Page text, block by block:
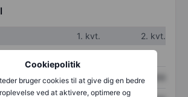
Cookiepolitik
bruger cookies til at give dig en bedre
ved at aktivere, optimere og
1. kvt.
2. kvt.
XXXXXXX XXXXXXX